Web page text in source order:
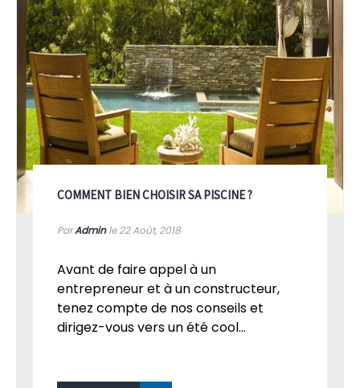
COMMENT BIEN CHOISIR SA PISCINE ?
ParAdminle 22Août, 2018
Avant de faire appel à un
entrepreneur et à un constructeur,
tenez compte de nos conseils et
dirigez-vous vers un été cool...